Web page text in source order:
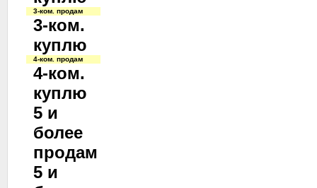
3-ком. продам
3-ком.
куплю
4-ком. продам
4-ком.
куплю
5 и
более
продам
5 и